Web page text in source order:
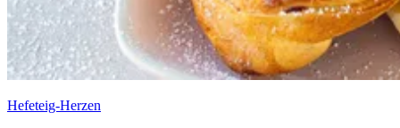
Hefeteig-Herzen